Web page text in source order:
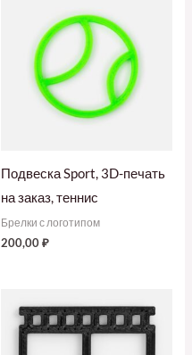
Подвеска Sport, 3D-печать
на заказ, теннис
Брелки с логотипом
200,00₽